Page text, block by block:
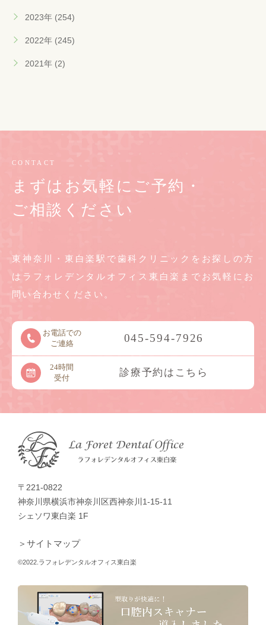
2023年 (254)
2022年 (245)
2021年 (2)
CONTACT
まずはお気軽にご予約・
ご相談ください
東神奈川・東白楽駅で歯科クリニックをお探しの方
は ラフォレデンタルオフィス東白楽までお気軽に お
問い合わせください。
お電話での
ご連絡
045-594-7926
24時間
受付
診療予約はこちら
〒221-0822
神奈川県横浜市神奈川区西神奈川1-15-11
シェソワ東白楽 1F
＞サイトマップ
©2022.ラフォレデンタルオフィス東白楽